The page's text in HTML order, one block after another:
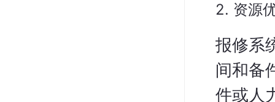
2. 资源
报修系
间和备
件或人